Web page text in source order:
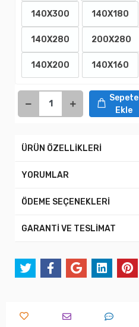
140X300 140X180
140X280 200X280
140X200 140X160
Sepete
Ekle
ÜRÜN ÖZELLİKLERİ
YORUMLAR
ÖDEME SEÇENEKLERİ
GARANTİ VE TESLİMAT